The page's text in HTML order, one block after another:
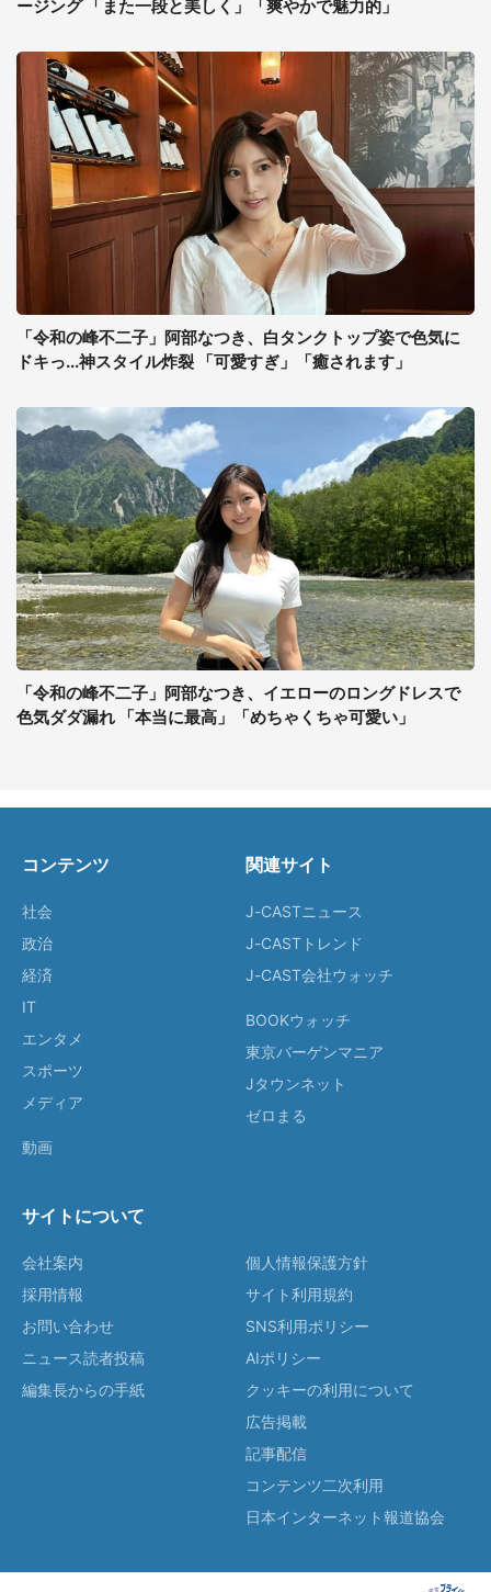
ージング 「また一段と美しく」「爽やかで魅力的」
「令和の峰不二子」阿部なつき、白タンクトップ姿で色気に
ドキっ...神スタイル炸裂 「可愛すぎ」「癒されます」
「令和の峰不二子」阿部なつき、イエローのロングドレスで
色気ダダ漏れ 「本当に最高」「めちゃくちゃ可愛い」
コンテンツ
社会
政治
経済
IT
エンタメ
スポーツ
メディア
動画
関連サイト
J-CASTニュース
J-CASTトレンド
J-CAST会社ウォッチ
BOOKウォッチ
東京バーゲンマニア
Jタウンネット
ゼロまる
サイトについて
会社案内
採用情報
お問い合わせ
ニュース読者投稿
編集長からの手紙
個人情報保護方針
サイト利用規約
SNS利用ポリシー
AIポリシー
クッキーの利用について
広告掲載
記事配信
コンテンツ二次利用
日本インターネット報道協会